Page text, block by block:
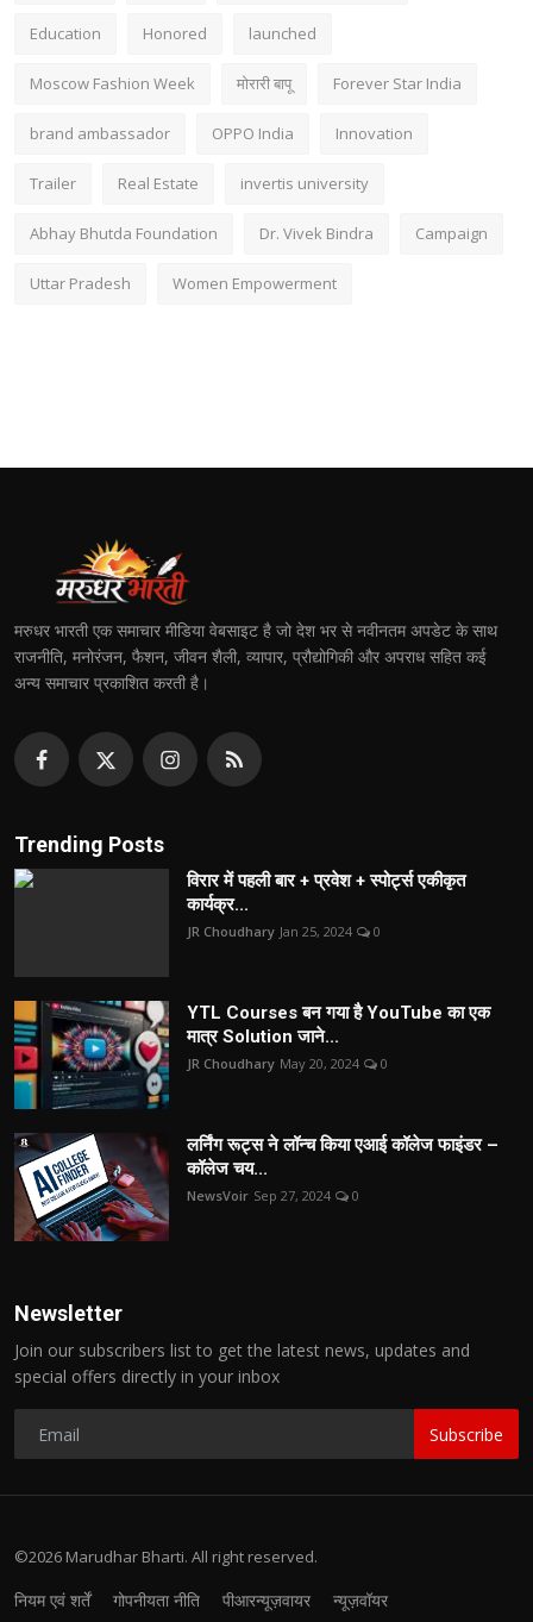
Education Honored launched
Moscow Fashion Week मोरारी बापू Forever Star India
brand ambassador OPPO India Innovation
Trailer Real Estate invertis university
Abhay Bhutda Foundation Dr. Vivek Bindra Campaign
Uttar Pradesh Women Empowerment
मरुधर भारती एक समाचार मीडिया वेबसाइट है जो देश भर से नवीनतम अपडेट के साथ
राजनीति, मनोरंजन, फैशन, जीवन शैली, व्यापार, प्रौद्योगिकी और अपराध सहित कई
अन्य समाचार प्रकाशित करती है।
Trending Posts
विरार में पहली बार + प्रवेश + स्पोर्ट्स एकीकृत
कार्यक्र...
JR Choudhary Jan 25, 2024 0
YTL Courses बन गया है YouTube का एक
मात्र Solution जाने...
JR Choudhary May 20, 2024 0
लर्निंग रूट्स ने लॉन्च किया एआई कॉलेज फाइंडर –
कॉलेज चय...
NewsVoir Sep 27, 2024 0
Newsletter
Join our subscribers list to get the latest news, updates and
special offers directly in your inbox
Subscribe
©2026 Marudhar Bharti. All right reserved.
नियम एवं शर्तें गोपनीयता नीति पीआरन्यूज़वायर न्यूज़वॉयर